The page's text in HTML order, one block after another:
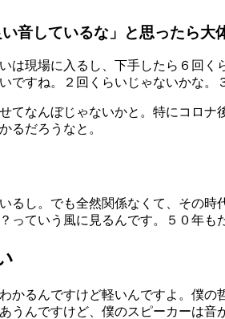
音しているな」と思ったら大
現場に入るし、下手したら６回
ですね。２回くらいじゃないかな。
なんぼじゃないかと。特にコロ
るだろうなと。
し。でも全然関係なくて、その
っていう風に見るんです。５０年も
るんですけど軽いんですよ。僕
んですけど、僕のスピーカーは